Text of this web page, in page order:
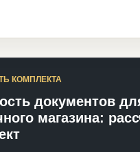
КОМПЛЕКТА
документов
магазина: